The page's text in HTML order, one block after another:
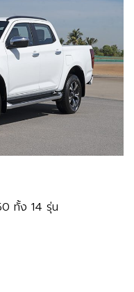
ทั้ง 14 รุ่น